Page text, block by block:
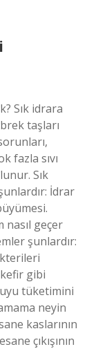
Sık idrara
taşları
fazla sıvı
Sık
İdrar
nasıl geçer
şunlardır:
gibi
tüketimini
neyin
kaslarının
çıkışının